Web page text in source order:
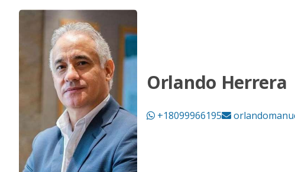
Orlando Herrera
+18099966195
PENTHOUSE NUEVO EN VENTA LAS TERRENAS - eXp Realty